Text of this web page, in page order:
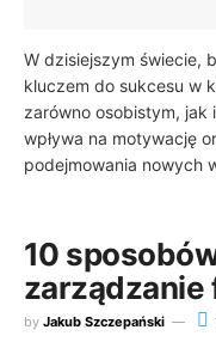
W dzisiejszym świecie,
kluczem do sukcesu w
zarówno osobistym, jak
wpływa na motywację
podejmowania nowych
10
zarządzanie
by Jakub Szczepański